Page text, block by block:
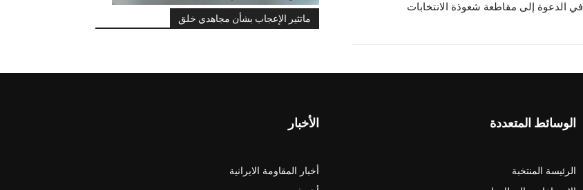
ماتثير الإعجاب بشأن مجاهدي خلق
في الدعوة إلى مقاطعة شعوذة الانتخابات
الأخبار
أخبار المقاومة الايرانية
الوسائط المتعددة
الرئيسة المنتخبة